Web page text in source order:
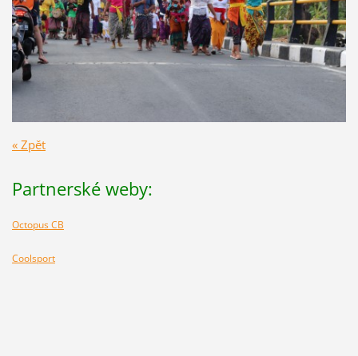
« Zpět
Partnerské weby:
Octopus CB
Coolsport